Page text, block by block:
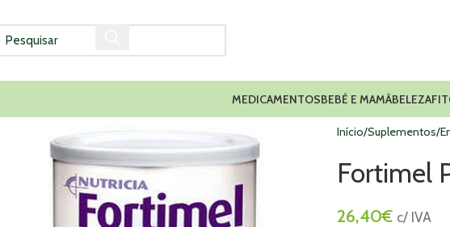
MEDICAMENTOSBEBÉ E MAMÃBELEZA
Início Suplementos
Fortimel
26,40€ c/ IVA